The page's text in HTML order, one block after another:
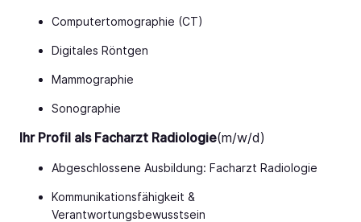
Computertomographie (CT)
Digitales Röntgen
Mammographie
Sonographie
Ihr Profil als Facharzt Radiologie(m/w/d)
Abgeschlossene Ausbildung: Facharzt Radiologie
Kommunikationsfähigkeit &
Verantwortungsbewusstsein